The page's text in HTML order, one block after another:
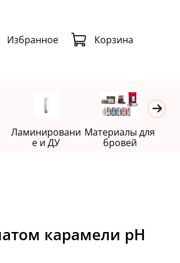
Избранное Корзина
Ламинировани
е и ДУ
Материалы для
бровей
карамели pH